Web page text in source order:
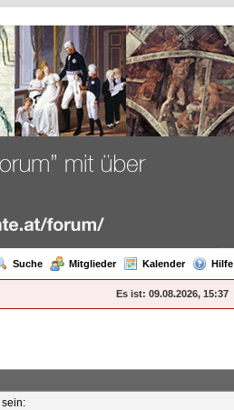
Suche Mitglieder Kalender Hilfe
Es ist: 09.08.2026, 15:37